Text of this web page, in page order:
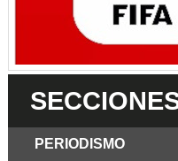
PERIODISMO